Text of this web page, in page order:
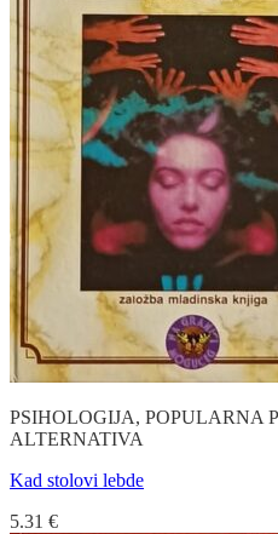
PSIHOLOGIJA, POPULARNA
ALTERNATIVA
Kad stolovi lebde
5.31 €